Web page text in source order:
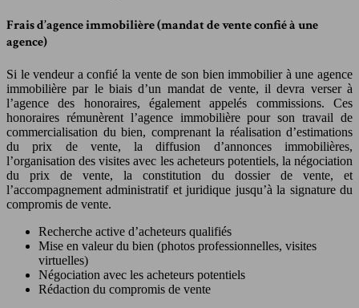
Frais d’agence immobilière (mandat de vente confié à une
agence)
Si le vendeur a confié la vente de son bien immobilier à une agence
immobilière par le biais d’un mandat de vente, il devra verser à
l’agence des honoraires, également appelés commissions. Ces
honoraires rémunèrent l’agence immobilière pour son travail de
commercialisation du bien, comprenant la réalisation d’estimations
du prix de vente, la diffusion d’annonces immobilières,
l’organisation des visites avec les acheteurs potentiels, la négociation
du prix de vente, la constitution du dossier de vente, et
l’accompagnement administratif et juridique jusqu’à la signature du
compromis de vente.
Recherche active d’acheteurs qualifiés
Mise en valeur du bien (photos professionnelles, visites
virtuelles)
Négociation avec les acheteurs potentiels
Rédaction du compromis de vente